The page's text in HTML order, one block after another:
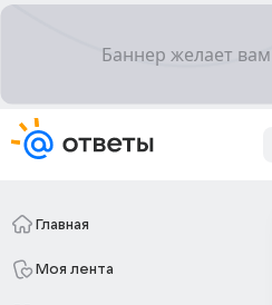
Главная
Моя лента